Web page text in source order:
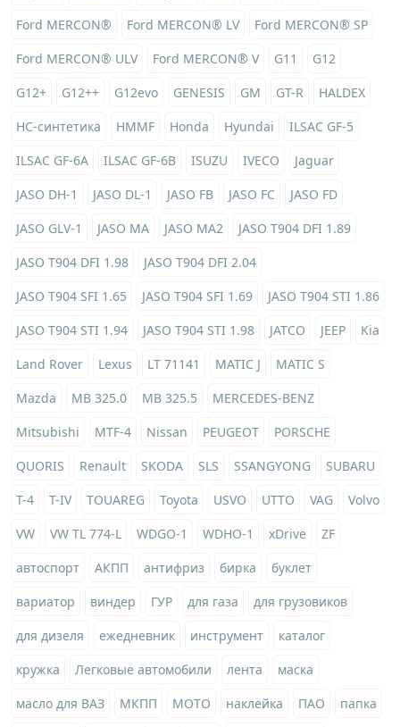
Ford MERCON®
Ford MERCON® LV
Ford MERCON® SP
Ford MERCON® ULV
Ford MERCON® V G11
G12
G12+
G12++ G12evo GENESIS GM GT-R
HALDEX
HC-синтетика
HMMF Honda Hyundai
ILSAC GF-5
ILSAC GF-6A
ILSAC GF-6B ISUZU IVECO
Jaguar
JASO DH-1
JASO DL-1 JASO FB JASO FC
JASO FD
JASO GLV-1
JASO MA JASO MA2
JASO T904 DFI 1.89
JASO T904 DFI 1.98
JASO T904 DFI 2.04
JASO T904 SFI 1.65
JASO T904 SFI 1.69
JASO T904 STI 1.86
JASO T904 STI 1.94
JASO T904 STI 1.98 JATCO JEEP
Kia
Land Rover
Lexus LT 71141 MATIC J
MATIC S
Mazda
MB 325.0 MB 325.5
MERCEDES-BENZ
Mitsubishi
MTF-4 Nissan PEUGEOT
PORSCHE
QUORIS
Renault SKODA SLS SSANGYONG
SUBARU
T-4
T-IV TOUAREG Toyota USVO UTTO VAG
Volvo
VW
VW TL 774-L WDGO-1 WDHO-1 xDrive
ZF
автоспорт
АКПП антифриз бирка
буклет
вариатор
виндер ГУР для газа
для грузовиков
для дизеля
ежедневник инструмент
каталог
кружка
Легковые автомобили лента
маска
масло для ВАЗ
МКПП МОТО наклейка ПАО
папка